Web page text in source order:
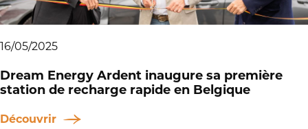
16/05/2025
Dream Energy Ardent inaugure sa première
station de recharge rapide en Belgique
Découvrir